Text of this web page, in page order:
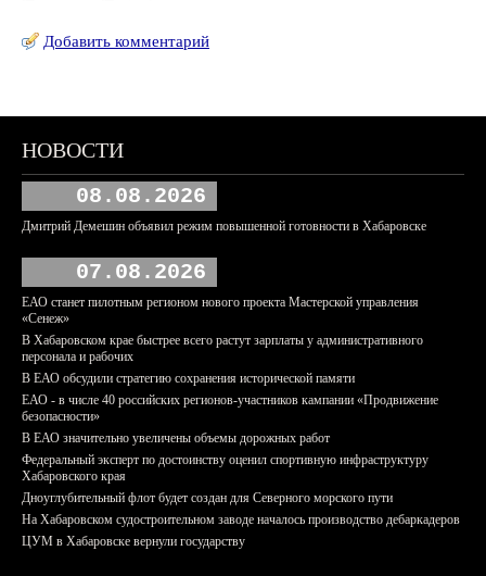
Добавить комментарий
НОВОСТИ
08.08.2026
Дмитрий Демешин объявил режим повышенной готовности в Хабаровске
07.08.2026
ЕАО станет пилотным регионом нового проекта Мастерской управления
«Сенеж»
В Хабаровском крае быстрее всего растут зарплаты у административного
персонала и рабочих
В ЕАО обсудили стратегию сохранения исторической памяти
ЕАО - в числе 40 российских регионов-участников кампании «Продвижение
безопасности»
В ЕАО значительно увеличены объемы дорожных работ
Федеральный эксперт по достоинству оценил спортивную инфраструктуру
Хабаровского края
Дноуглубительный флот будет создан для Северного морского пути
На Хабаровском судостроительном заводе началось производство дебаркадеров
ЦУМ в Хабаровске вернули государству